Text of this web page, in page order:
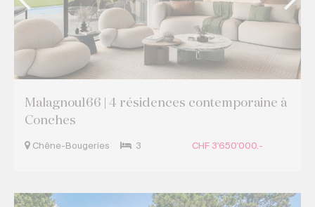
Malagnou166 | 4 résidences contemporaine à
Conches
Chêne-Bougeries 3 CHF 3'650'000.-